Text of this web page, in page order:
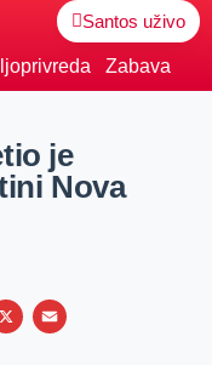
Santos uživo
Zabava
je
Nova
X
E